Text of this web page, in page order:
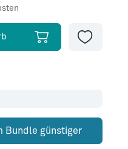
Bundle günstiger